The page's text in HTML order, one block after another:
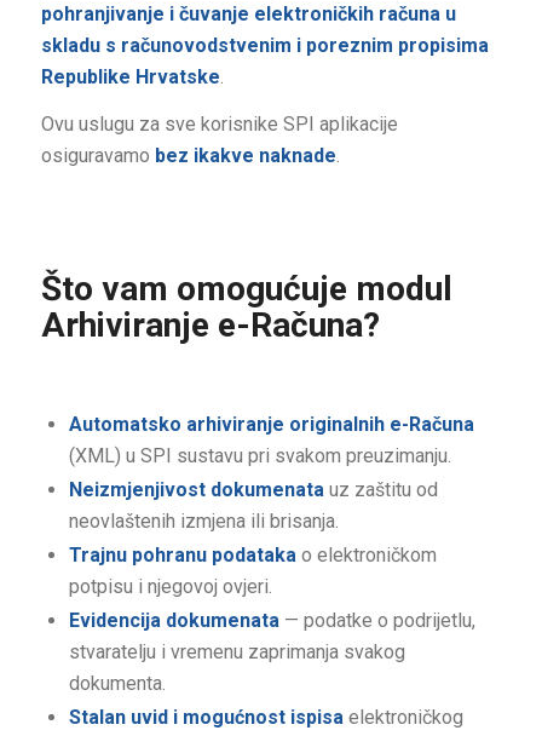
pohranjivanje i čuvanje elektroničkih računa u
skladu s računovodstvenim i poreznim propisima
Republike Hrvatske.
Ovu uslugu za sve korisnike SPI aplikacije
osiguravamo bez ikakve naknade.
Što vam omogućuje modul
Arhiviranje e-Računa?
Automatsko arhiviranje originalnih e-Računa
(XML) u SPI sustavu pri svakom preuzimanju.
Neizmjenjivost dokumenatauz zaštitu od
neovlaštenih izmjena ili brisanja.
Trajnu pohranu podatakao elektroničkom
potpisu i njegovoj ovjeri.
Evidencija dokumenata— podatke o podrijetlu,
stvaratelju i vremenu zaprimanja svakog
dokumenta.
Stalan uvid i mogućnost ispisaelektroničkog